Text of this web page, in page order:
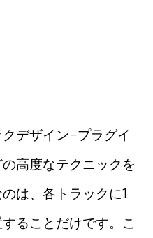
デザイン-プラグイ
高度なテクニックを
は、各トラックに1
ることだけです。こ